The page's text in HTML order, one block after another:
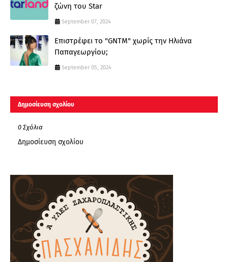
ζώνη του Star
September 07, 2024
Επιστρέφει το "GNTM" χωρίς την Ηλιάνα
Παπαγεωργίου;
September 05, 2024
Δημοσίευση σχολίου
0 Σχόλια
Δημοσίευση σχολίου